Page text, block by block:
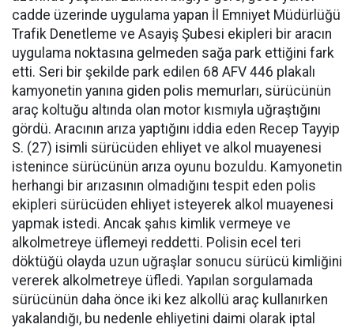
cadde üzerinde uygulama yapan İl Emniyet Müdürlüğü
Trafik Denetleme ve Asayiş Şubesi ekipleri bir aracın
uygulama noktasına gelmeden sağa park ettiğini fark
etti. Seri bir şekilde park edilen 68 AFV 446 plakalı
kamyonetin yanına giden polis memurları, sürücünün
araç koltuğu altında olan motor kısmıyla uğraştığını
gördü. Aracının arıza yaptığını iddia eden Recep Tayyip
S. (27) isimli sürücüden ehliyet ve alkol muayenesi
istenince sürücünün arıza oyunu bozuldu. Kamyonetin
herhangi bir arızasının olmadığını tespit eden polis
ekipleri sürücüden ehliyet isteyerek alkol muayenesi
yapmak istedi. Ancak şahıs kimlik vermeye ve
alkolmetreye üflemeyi reddetti. Polisin ecel teri
döktüğü olayda uzun uğraşlar sonucu sürücü kimliğini
vererek alkolmetreye üfledi. Yapılan sorgulamada
sürücünün daha önce iki kez alkollü araç kullanırken
yakalandığı, bu nedenle ehliyetini daimi olarak iptal